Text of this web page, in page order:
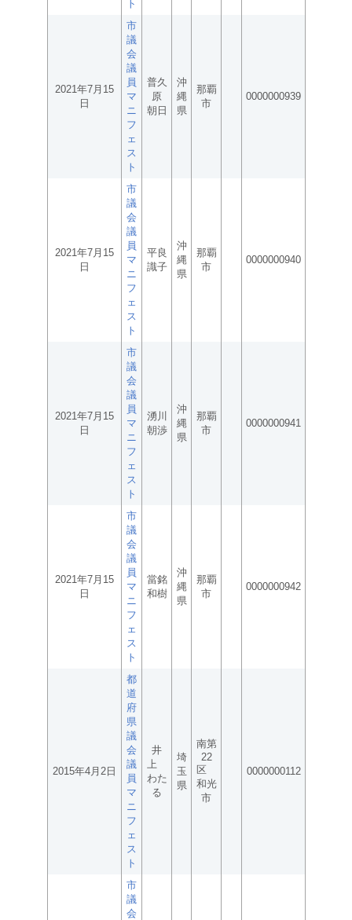
ト
2021年7月15
日
市
議
会
議
員
マ
ニ
フ
ェ
ス
ト
普久
原
朝日
沖
縄
県
那覇
市
0000000939
2021年7月15
日
市
議
会
議
員
マ
ニ
フ
ェ
ス
ト
平良
識子
沖
縄
県
那覇
市
0000000940
2021年7月15
日
市
議
会
議
員
マ
ニ
フ
ェ
ス
ト
湧川
朝渉
沖
縄
県
那覇
市
0000000941
2021年7月15
日
市
議
会
議
員
マ
ニ
フ
ェ
ス
ト
當銘
和樹
沖
縄
県
那覇
市
0000000942
2015年4月2日
都
道
府
県
議
会
議
員
マ
ニ
フ
ェ
ス
ト
井
上
わた
る
埼
玉
県
南第
22
区
和光
市
0000000112
市
議
会